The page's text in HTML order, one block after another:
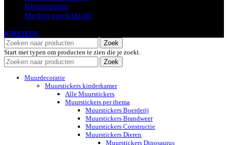
Kleurenstalen
Merken van Kidzstijl
KIDZSTIJL
Zoek
Start met typen om producten te zien die je zoekt.
Zoek
Muurdecoratie
Muurstickers kinderkamer
Alle Muurstickers
Muurstickers per thema
Muurstickers Boerderij
Muurstickers Brandweer
Muurstickers Constructie
Muurstickers Dieren
Muurstickers Dinosaurus